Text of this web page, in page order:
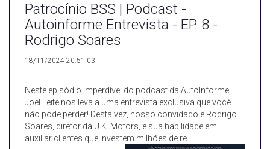
Patrocínio BSS | Podcast -
Autoinforme Entrevista - EP. 8 -
Rodrigo Soares
18/11/2024 20:51:03
Neste episódio imperdível do podcast da AutoInforme,
Joel Leite nos leva a uma entrevista exclusiva que você
não pode perder! Desta vez, nosso convidado é Rodrigo
Soares, diretor da U.K. Motors, e sua habilidade em
auxiliar clientes que investem milhões de re